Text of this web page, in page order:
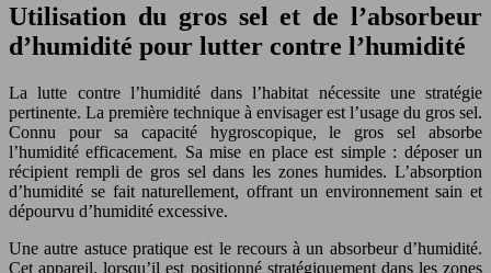
Utilisation du gros sel et de l’absorbeur
d’humidité pour lutter contre l’humidité
La lutte contre l’humidité dans l’habitat nécessite une stratégie
pertinente. La première technique à envisager est l’usage du gros sel.
Connu pour sa capacité hygroscopique, le gros sel absorbe
l’humidité efficacement. Sa mise en place est simple : déposer un
récipient rempli de gros sel dans les zones humides. L’absorption
d’humidité se fait naturellement, offrant un environnement sain et
dépourvu d’humidité excessive.
Une autre astuce pratique est le recours à un absorbeur d’humidité.
Cet appareil, lorsqu’il est positionné stratégiquement dans les zones